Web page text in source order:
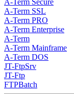
A-Term Secure
A-Term SSL
A-Term PRO
A-Term Enterprise
A-Term
A-Term Mainframe
A-Term DOS
JT-FtpSrv
JT-Ftp
FTPBatch